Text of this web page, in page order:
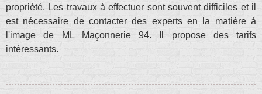
propriété. Les travaux à effectuer sont souvent difficiles et il
est nécessaire de contacter des experts en la matière à
l'image de ML Maçonnerie 94. Il propose des tarifs
intéressants.